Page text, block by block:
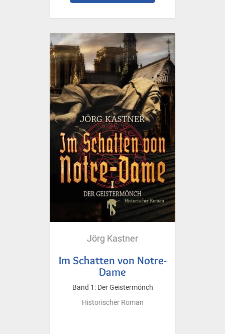
Jörg Kastner
Im Schatten von Notre-
Dame
Band 1: Der Geistermönch
Historischer Roman